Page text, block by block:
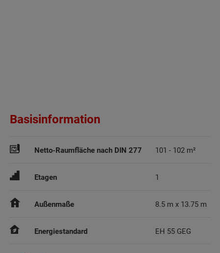
Basisinformation
Netto-Raumfläche nach DIN 277 101 - 102 m²
Etagen 1
Außenmaße 8.5 m x 13.75 m
Energiestandard EH 55 GEG